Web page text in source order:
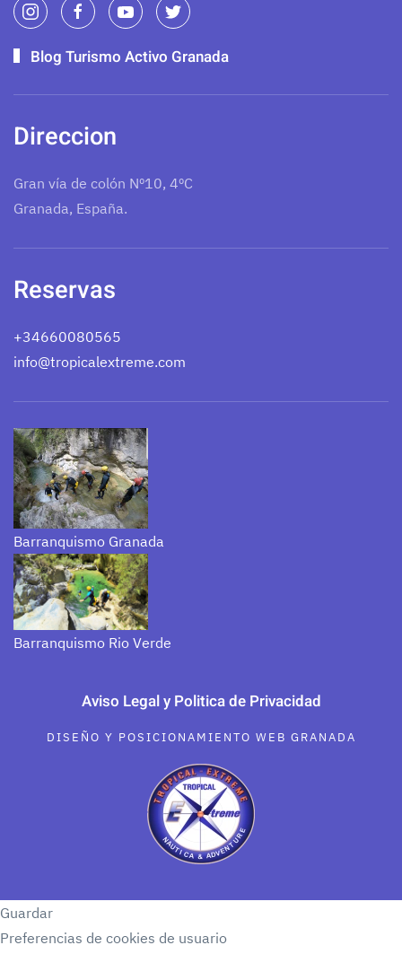
Blog Turismo Activo Granada
Direccion
Gran vía de colón Nº10, 4ºC
Granada, España.
Reservas
+34660080565
info@tropicalextreme.com
Barranquismo Granada
Barranquismo Rio Verde
Aviso Legal y Politica de Privacidad
DISEÑO Y POSICIONAMIENTO WEB GRANADA
Guardar
Preferencias de cookies de usuario